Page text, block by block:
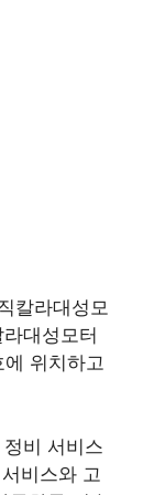
칼라대성모
대성모터
위치하고
비 서비스
비스와 고